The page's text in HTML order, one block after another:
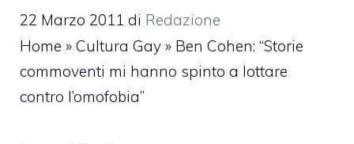
22 Marzo 2011 di Redazione
Home » Cultura Gay » Ben Cohen: “Storie
commoventi mi hanno spinto a lottare
contro l’omofobia”